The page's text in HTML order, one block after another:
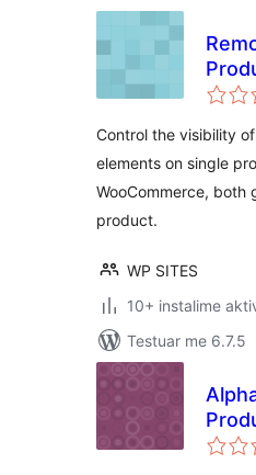
Control the visibility
elements on single
WooCommerce, both
product.
WP SITES
10+ instalime
Testuar me 6.7.5